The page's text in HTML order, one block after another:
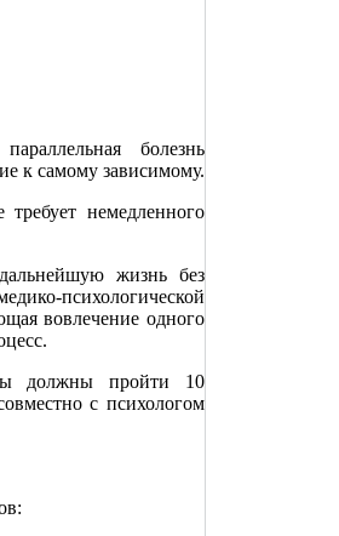
болезнь
к самому зависимому.
требует немедленного
жизнь без
психологической
вовлечение одного
должны пройти 10
с психологом